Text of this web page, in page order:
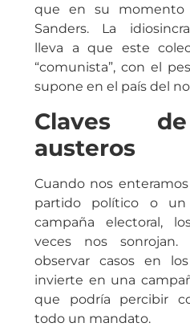
que en su momento
Sanders. La
lleva a que este
“comunista”, con el
supone en el país del
Claves
austeros
Cuando nos
partido político o
campaña electoral,
veces nos sonrojan.
observar casos en
invierte en una
que podría percibir
todo un mandato.